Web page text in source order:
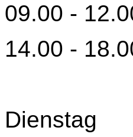
09.00 -
14.00 -
Dienstag